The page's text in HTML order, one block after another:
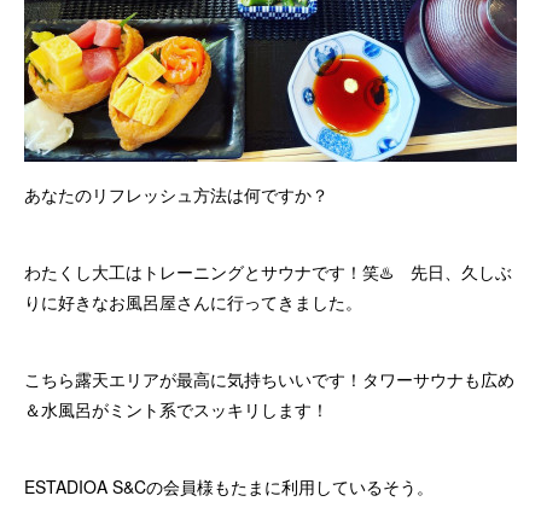
あなたのリフレッシュ方法は何ですか？
わたくし大工はトレーニングとサウナです！笑♨️ 先日、久しぶ
りに好きなお風呂屋さんに行ってきました。
こちら露天エリアが最高に気持ちいいです！タワーサウナも広め
＆水風呂がミント系でスッキリします！
ESTADIOA S&Cの会員様もたまに利用しているそう。